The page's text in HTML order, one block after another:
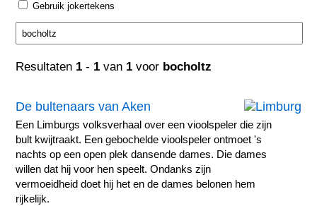
Gebruik jokertekens
Resultaten 1 - 1 van 1 voor bocholtz
De bultenaars van Aken
Een Limburgs volksverhaal over een vioolspeler die zijn
bult kwijtraakt. Een gebochelde vioolspeler ontmoet 's
nachts op een open plek dansende dames. Die dames
willen dat hij voor hen speelt. Ondanks zijn
vermoeidheid doet hij het en de dames belonen hem
rijkelijk.